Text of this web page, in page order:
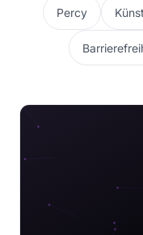
Percy